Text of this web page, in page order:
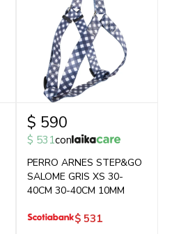
$ 590
$ 531con
PERRO ARNES STEP&GO
SALOME GRIS XS 30-
40CM 30-40CM 10MM
$ 531